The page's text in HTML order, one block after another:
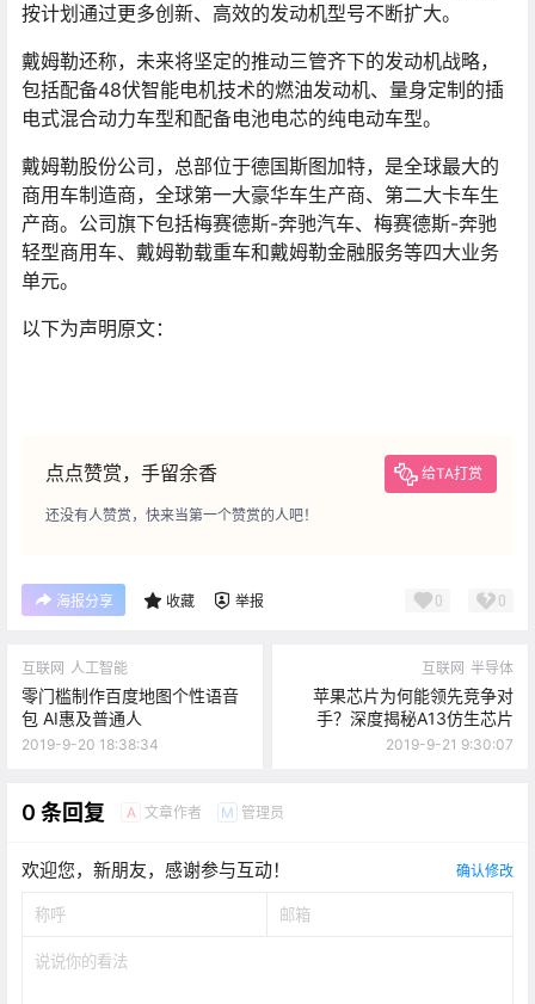
按计划通过更多创新、高效的发动机型号不断扩大。
戴姆勒还称，未来将坚定的推动三管齐下的发动机战略，
包括配备48伏智能电机技术的燃油发动机、量身定制的插
电式混合动力车型和配备电池电芯的纯电动车型。
戴姆勒股份公司，总部位于德国斯图加特，是全球最大的
商用车制造商，全球第一大豪华车生产商、第二大卡车生
产商。公司旗下包括梅赛德斯-奔驰汽车、梅赛德斯-奔驰
轻型商用车、戴姆勒载重车和戴姆勒金融服务等四大业务
单元。
以下为声明原文：
点点赞赏，手留余香 给TA打赏
还没有人赞赏，快来当第一个赞赏的人吧！
海报分享 收藏 举报 0 0
互联网 人工智能
零门槛制作百度地图个性语音
包 AI惠及普通人
2019-9-20 18:38:34
互联网 半导体
苹果芯片为何能领先竞争对
手？深度揭秘A13仿生芯片
2019-9-21 9:30:07
0 条回复 A 文章作者 M 管理员
欢迎您，新朋友，感谢参与互动！ 确认修改